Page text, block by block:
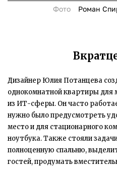
Фото
Роман
Дизайнер Юлия Потанцева
однокомнатной квартиры для
из ИТ-сферы. Он часто
нужно было предусмотреть
место и для стационарного
ноутбука. Также стояли
полноценную спальню,
гостей, продумать